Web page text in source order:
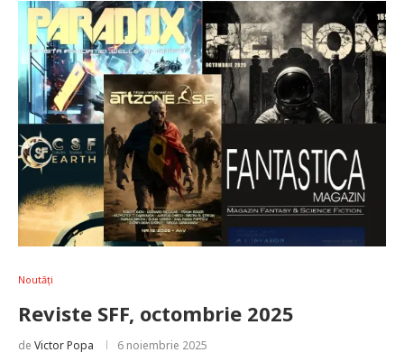
Noutăți
Reviste SFF, octombrie 2025
de Victor Popa 6 noiembrie 2025